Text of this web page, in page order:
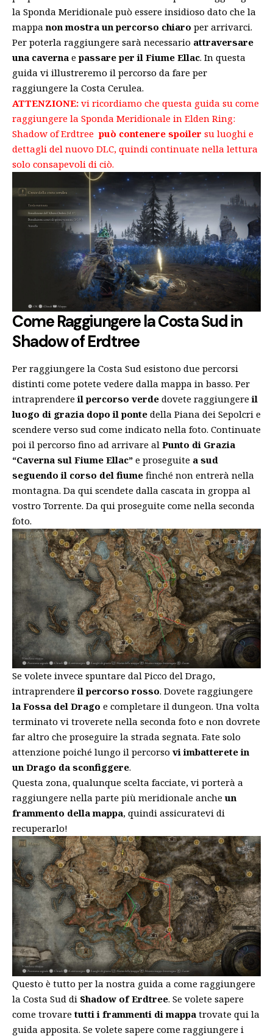
la Sponda Meridionale può essere insidioso dato che la
mappanon mostra un percorso chiaro per arrivarci.
Per poterla raggiungere sarà necessario attraversare
una caverna epassare per il Fiume Ellac. In questa
guida vi illustreremo il percorso da fare per
raggiungere la Costa Cerulea.
ATTENZIONE: vi ricordiamo che questa guida su come
raggiungere la Sponda Meridionale in Elden Ring:
Shadow of Erdtreepuò contenere spoiler su luoghi e
dettagli del nuovo DLC, quindi continuate nella lettura
solo consapevoli di ciò.
Come Raggiungere la Costa Sud in
Shadow of Erdtree
Per raggiungere la Costa Sud esistono due percorsi
distinti come potete vedere dalla mappa in basso. Per
intraprendereil percorso verde dovete raggiungereil
luogo di grazia dopo il ponte della Piana dei Sepolcri e
scendere verso sud come indicato nella foto. Continuate
poi il percorso fino ad arrivare al Punto di Grazia
“Caverna sul Fiume Ellac” e proseguite a sud
seguendo il corso del fiume finché non entrerà nella
montagna. Da qui scendete dalla cascata in groppa al
vostro Torrente. Da qui proseguite come nella seconda
foto.
Se volete invece spuntare dal Picco del Drago,
intraprendereil percorso rosso. Dovete raggiungere
la Fossa del Drago e completare il dungeon. Una volta
terminato vi troverete nella seconda foto e non dovrete
far altro che proseguire la strada segnata. Fate solo
attenzione poiché lungo il percorso vi imbatterete in
un Drago da sconfiggere.
Questa zona, qualunque scelta facciate, vi porterà a
raggiungere nella parte più meridionale anche un
frammento della mappa, quindi assicuratevi di
recuperarlo!
Questo è tutto per la nostra guida a come raggiungere
la Costa Sud di Shadow of Erdtree. Se volete sapere
come trovaretutti i frammenti di mappa trovate qui la
guida apposita. Se volete sapere come raggiungere i